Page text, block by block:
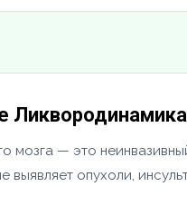
мозга — это
выявляет опухоли,